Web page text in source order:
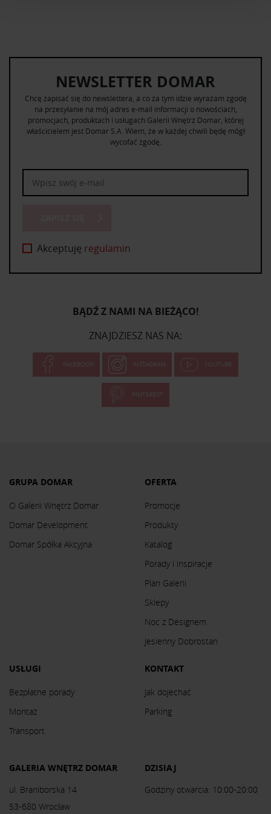
otrzymanymi od Ciebie lub uzyskanymi podczas
NEWSLETTER DOMAR
Chcę zapisać się do newslettera, a co za tym idzie wyrażam zgodę
na przesyłanie na mój adres e-mail informacji o nowościach,
promocjach, produktach i usługach Galerii Wnętrz Domar, której
właścicielem jest Domar S.A. Wiem, że w każdej chwili będę mógł
wycofać zgodę.
Akceptuję regulamin
BĄDŹ Z NAMI NA BIEŻĄCO!
ZNAJDZIESZ NAS NA:
FACEBOOK INSTAGRAM YOUTUBE
PINTEREST
GRUPA DOMAR
O Galerii Wnętrz Domar
Domar Development
Domar Spółka Akcyjna
OFERTA
Promocje
Produkty
Katalog
Porady i inspiracje
Plan Galerii
Sklepy
Noc z Designem
Jesienny Dobrostan
USŁUGI
Bezpłatne porady
Montaż
Transport
KONTAKT
Jak dojechać
Parking
GALERIA WNĘTRZ DOMAR
ul. Braniborska 14
53-680 Wrocław
DZISIAJ
Godziny otwarcia: 10:00-20:00